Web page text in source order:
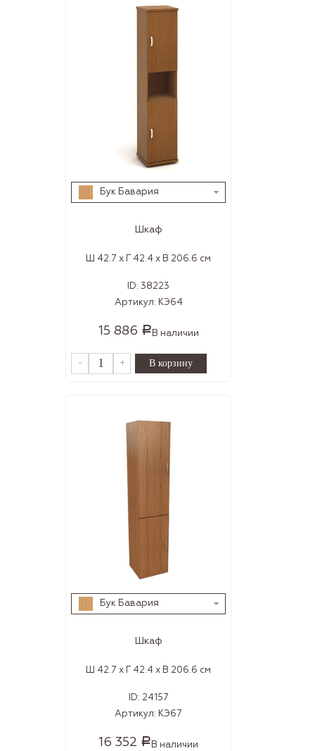
Бук Бавария
Шкаф
Ш 42.7 x Г 42.4 x В 206.6 см
ID: 38223
Артикул: КЭ64
15 886 Р В наличии
- +
Бук Бавария
Шкаф
Ш 42.7 x Г 42.4 x В 206.6 см
ID: 24157
Артикул: КЭ67
16 352 Р В наличии